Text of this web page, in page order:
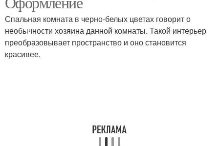
Спальная комната в черно-белых цветах говорит о
необычности хозяина данной комнаты. Такой интерьер
преобразовывает пространство и оно становится
красивее.